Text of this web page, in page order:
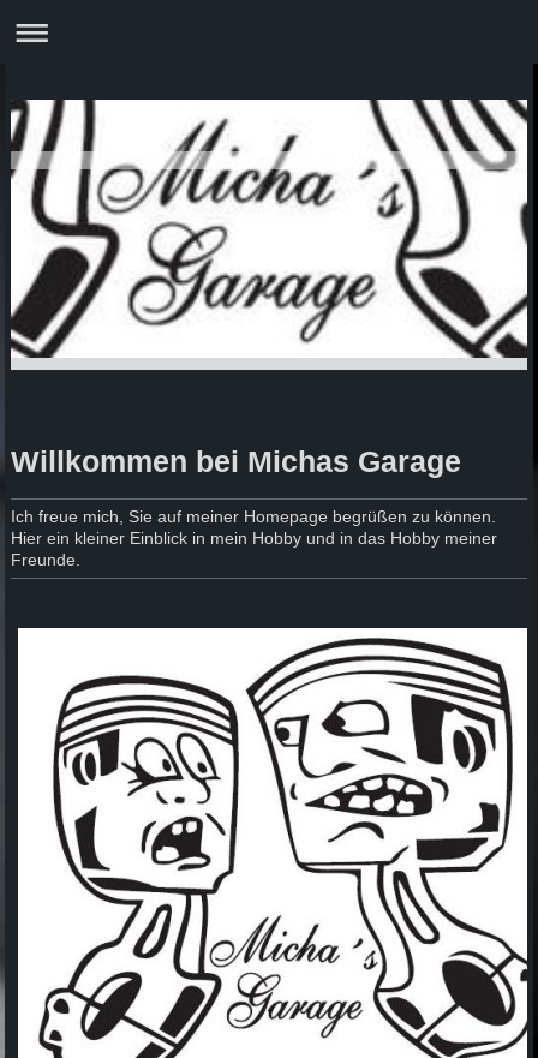
Willkommen bei Michas Garage
Ich freue mich, Sie auf meiner Homepage begrüßen zu können.
Hier ein kleiner Einblick in mein Hobby und in das Hobby meiner
Freunde.